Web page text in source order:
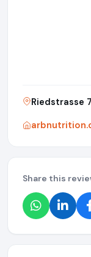
Riedstrasse
Share this